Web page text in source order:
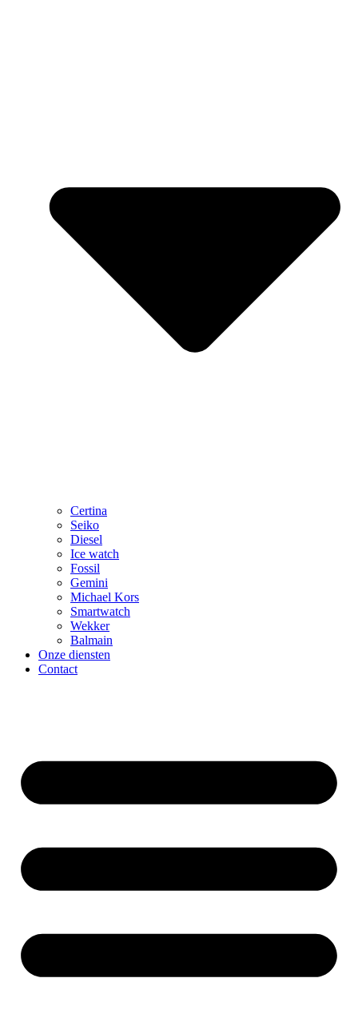
Certina
Seiko
Diesel
Ice watch
Fossil
Gemini
Michael Kors
Smartwatch
Wekker
Balmain
Onze diensten
Contact